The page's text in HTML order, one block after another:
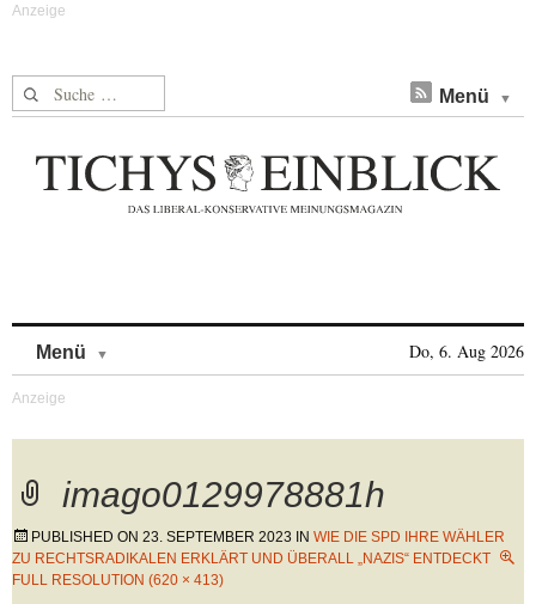
Suche nach: Menü
Menü Do, 6. Aug 2026
imago0129978881h
PUBLISHED ON 23. SEPTEMBER 2023 IN WIE DIE SPD IHRE WÄHLER
ZU RECHTSRADIKALEN ERKLÄRT UND ÜBERALL „NAZIS“ ENTDECKT
FULL RESOLUTION (620 × 413)